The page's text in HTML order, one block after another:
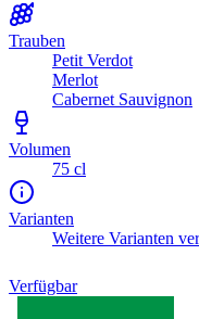
Trauben
Petit Verdot
Merlot
Cabernet Sauvignon
Volumen
75 cl
Varianten
Weitere Varianten
Verfügbar